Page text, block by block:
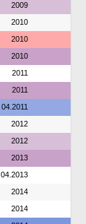
2009
2010
2010
2010
2011
2011
04.2011
2012
2012
2013
04.2013
2014
2014